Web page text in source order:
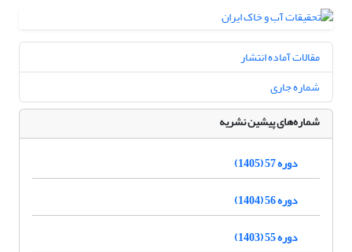
مقالات آماده انتشار
شماره جاری
شماره‌های پیشین نشریه
دوره 57 (1405)
دوره 56 (1404)
دوره 55 (1403)